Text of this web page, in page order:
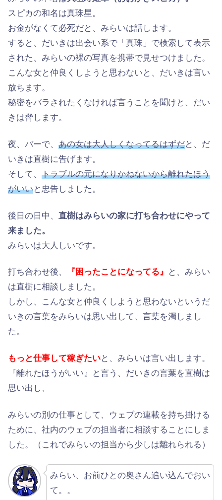
スピカの和名は真珠星。
お金がなくて必死だと、みらいは話します。
すると、だいきは出会い系で「真珠」で検索して表示
された、みらいの裸の写真を携帯で見せつけました。
こんな女と仲良くしようと思わないと、だいきは言い
放ちます。
秘密をバラされたくなければ言うことを聞けと、だい
きは脅します。
夜、バーで、 あの女は大人しくなってるはずだと、だ
いきは直樹に告げます。
そして、 トラブルの元になりかねないから離れたほう
がいいと忠告しました。
後日の日中、 直樹はみらいの家に打ち合わせにやって
来ました。
みらいは大人しいです。
打ち合わせ後、 『 困ったことになってる』
と、みらい
は直樹に相談しました。
しかし、こんな女と仲良くしようと思わないというだ
いきの言葉をみらいは思い出して、言葉を濁しまし
た。
もっと仕事して稼ぎたいと、みらいは言い出します。
『離れたほうがいい』と言う、だいきの言葉を直樹は
思い出し、
みらいの別の仕事として、ウェブの連載を持ち掛ける
ために、社内のウェブの担当者に相談することにしま
した。（これでみらいの担当から少しは離れられる）
みらい、お前ひとの奥さん追い込んでおい
て。。